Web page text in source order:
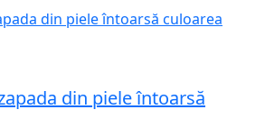
din piele întoarsă